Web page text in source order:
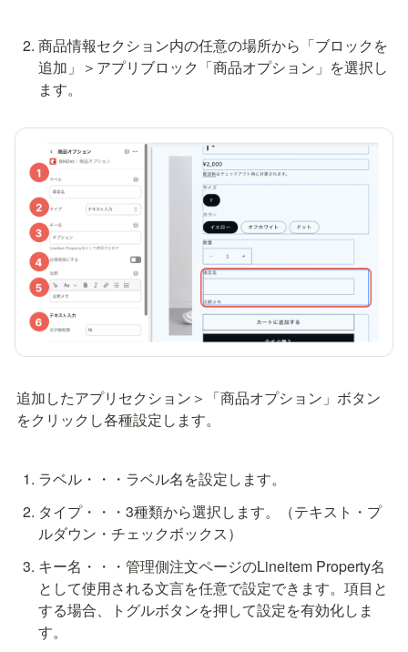
商品情報セクション内の任意の場所から「ブロックを
追加」＞アプリブロック「商品オプション」を選択し
ます。
追加したアプリセクション＞「商品オプション」ボタン
をクリックし各種設定します。
タイプ・・・3種類から選択します。（テキスト・プ
キー名・・・管理側注文ページのLineitem Property名
として使用される文言を任意で設定できます。項目と
する場合、トグルボタンを押して設定を有効化しま